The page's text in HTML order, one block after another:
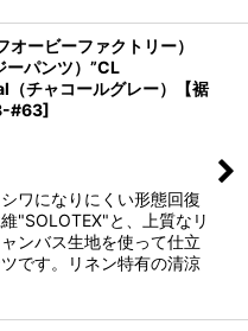
ービーファクトリー）
ーパンツ）”CL
チャコールグレー）【裾
#63]
ワになりにくい形態回復
"SOLOTEX"と、上質なリ
ンバス生地を使って仕立
です。リネン特有の清涼